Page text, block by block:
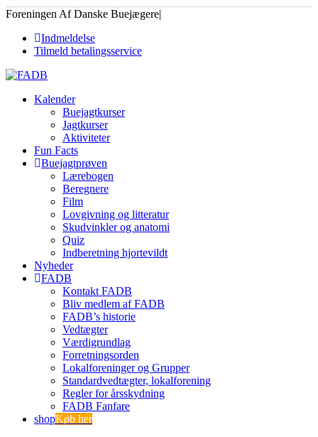
Foreningen Af Danske Buejægere|
Indmeldelse
Tilmeld betalingsservice
Kalender
Buejagtkurser
Jagtkurser
Aktiviteter
Fun Facts
Buejagtprøven
Lærebogen
Beregnere
Film
Lovgivning og litteratur
Skudvinkler og anatomi
Quiz
Indberetning hjortevildt
Nyheder
FADB
Kontakt FADB
Bliv medlem af FADB
FADB’s historie
Vedtægter
Værdigrundlag
Forretningsorden
Lokalforeninger og Grupper
Standardvedtægter, lokalforening
Regler for årsskydning
FADB Fanfare
shopKøb her